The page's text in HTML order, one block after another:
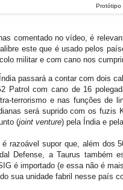
Protótipo
comentado no vídeo, é
este que é usado pelos
militar e com cano nos
passará a contar com dois
Patrol com cano de 16
terrorismo e nas funções de
será suprido com os fuzis
(joint venture) pela Índia e
razoável supor que, além
Defense, a Taurus também
é importado (e essa não é
sua unidade fabril nesse país